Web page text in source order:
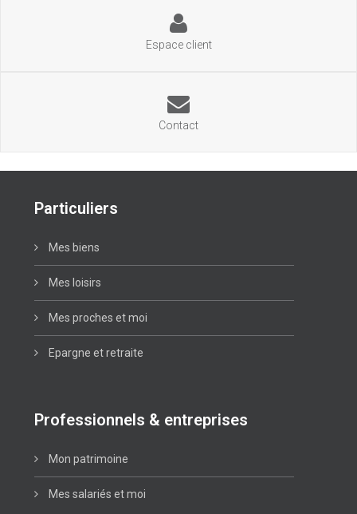
Espace client
Contact
Particuliers
Mes biens
Mes loisirs
Mes proches et moi
Epargne et retraite
Professionnels & entreprises
Mon patrimoine
Mes salariés et moi